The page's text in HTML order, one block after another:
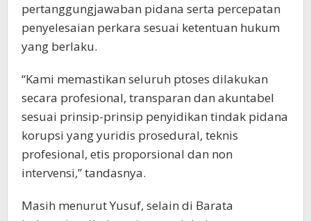
pertanggungjawaban pidana serta percepatan
penyelesaian perkara sesuai ketentuan hukum
yang berlaku.
“Kami memastikan seluruh ptoses dilakukan
secara profesional, transparan dan akuntabel
sesuai prinsip-prinsip penyidikan tindak pidana
korupsi yang yuridis prosedural, teknis
profesional, etis proporsional dan non
intervensi,” tandasnya.
Masih menurut Yusuf, selain di Barata